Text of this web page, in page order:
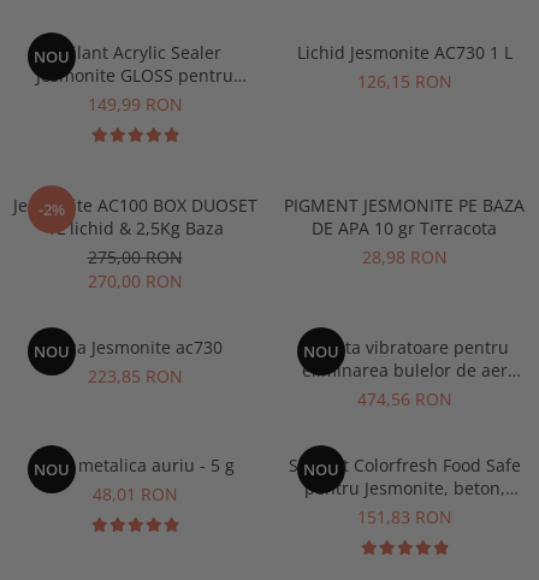
NOU
Sigilant Acrylic Sealer
Jesmonite GLOSS pentru
AC100 500 gr
149,99 RON
Lichid Jesmonite AC730 1 L
126,15 RON
-2%
Jesmonite AC100 BOX DUOSET
1L lichid & 2,5Kg Baza
275,00 RON
270,00 RON
PIGMENT JESMONITE PE BAZA
DE APA 10 gr Terracota
28,98 RON
NOU
Baza Jesmonite ac730
223,85 RON
NOU
Masuta vibratoare pentru
eliminarea bulelor de aer
Jesmonite
474,56 RON
NOU
Foita metalica auriu - 5 g
48,01 RON
NOU
Sigilant Colorfresh Food Safe
pentru Jesmonite, beton,
terrazzo- finisaj satinat
151,83 RON